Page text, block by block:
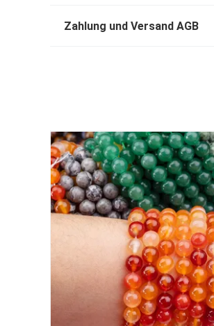
Zahlung und Versand AGB